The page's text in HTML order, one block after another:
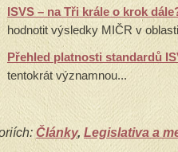
ISVS – na Tři krále o krok
hodnotit výsledky MIČR v
Přehled platnosti standardů
tentokrát významnou...
Články, Legislativa a